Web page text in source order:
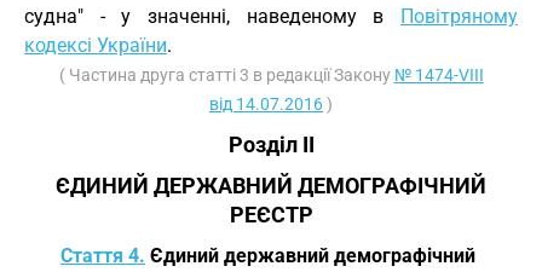
судна" - у значенні, наведеному в Повітряному
кодексі України.
( Частина друга статті 3 в редакції Закону № 1474-VIII
від 14.07.2016)
Розділ II
ЄДИНИЙ ДЕРЖАВНИЙ ДЕМОГРАФІЧНИЙ
РЕЄСТР
Стаття 4. Єдиний державний демографічний